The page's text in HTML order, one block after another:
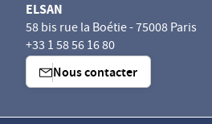
ELSAN
58 bis rue la Boétie - 75008 Paris
+33 1 58 56 16 80
Nous contacter